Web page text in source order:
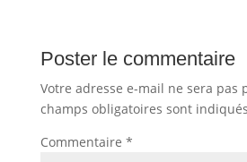
Poster le commentaire
Votre adresse e-mail ne sera pas
champs obligatoires sont
Commentaire *